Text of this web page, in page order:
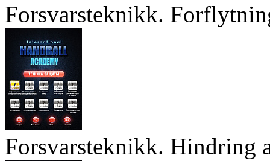
Forsvarsteknikk.
Forsvarsteknikk. Hindring